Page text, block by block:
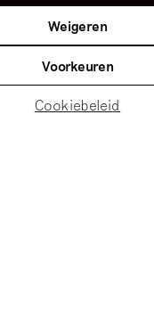
Weigeren
Voorkeuren
Cookiebeleid